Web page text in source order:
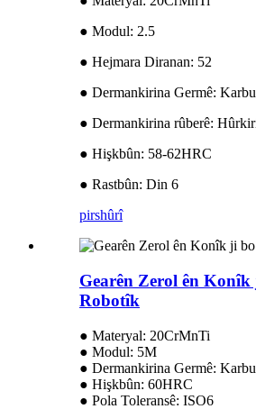
● Modul: 2.5
● Hejmara Diranan: 52
● Dermankirina Germê:
● Dermankirina rûberê:
● Hişkbûn: 58-62HRC
● Rastbûn: Din 6
pirshûrî
Gearên Zerol ên Konîk
Robotîk
● Materyal: 20CrMnTi
● Modul: 5M
● Dermankirina Germê:
● Hişkbûn: 60HRC
● Pola Toleransê: ISO6